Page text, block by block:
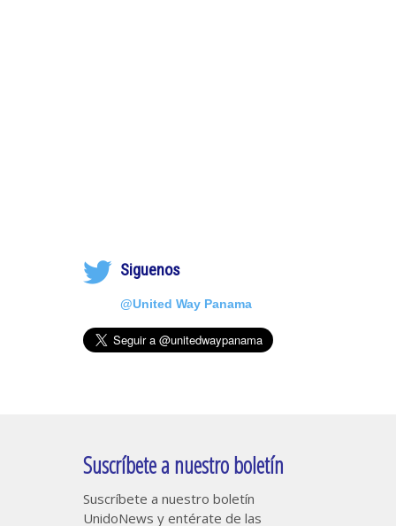
Siguenos
@United Way Panama
Suscríbete a nuestro boletín
Suscríbete a nuestro boletín
UnidoNews y entérate de las